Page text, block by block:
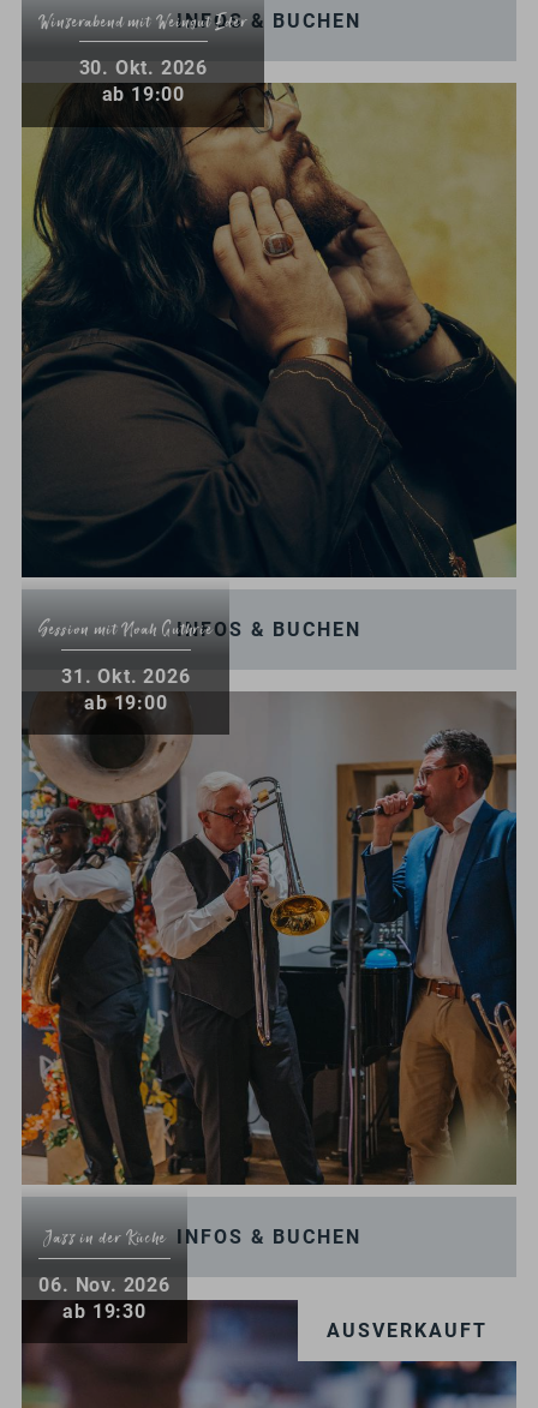
Winzerabend mit Weingut Eder
30. Okt. 2026
ab 19:00
INFOS & BUCHEN
Session mit Noah Guthrie
31 .Okt.2026
ab 19:00
INFOS & BUCHEN
Jazz in der Küche
06. Nov. 2026
ab 19:30
INFOS & BUCHEN
AUSVERKAUFT